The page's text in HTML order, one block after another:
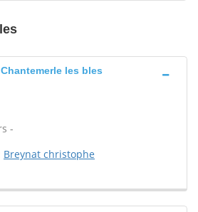
les bles
-
Breynat christophe